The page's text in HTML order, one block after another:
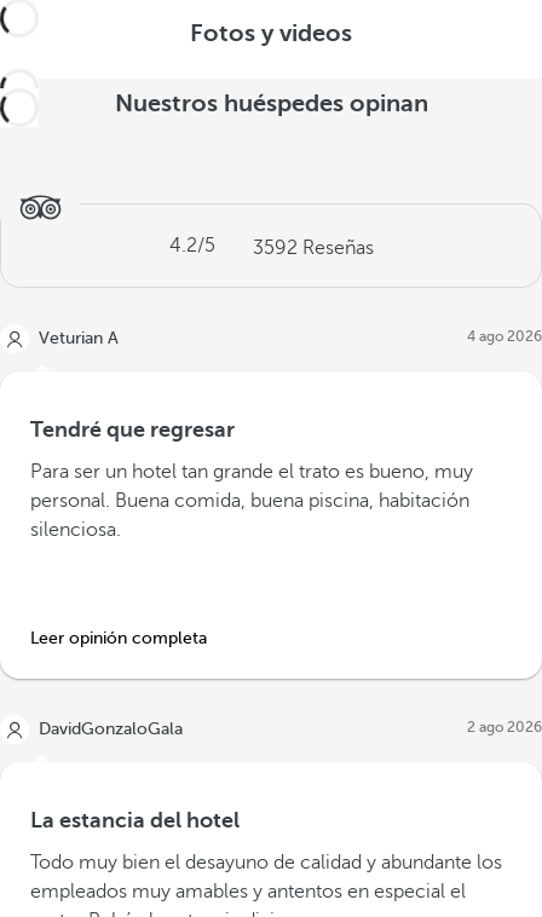
Fotos y videos
Nuestros huéspedes opinan
4.2/5 3592 Reseñas
Veturian A 4 ago 2026
Tendré que regresar
Para ser un hotel tan grande el trato es bueno, muy
personal. Buena comida, buena piscina, habitación
silenciosa.
Leer opinión completa
DavidGonzaloGala 2 ago 2026
La estancia del hotel
Todo muy bien el desayuno de calidad y abundante los
empleados muy amables y antentos en especial el